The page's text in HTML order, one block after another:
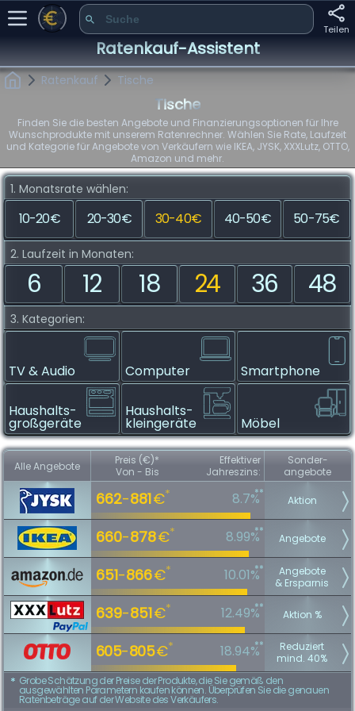
Teilen
Ratenkauf-Assistent
Ratenkauf Tische
Tische
Finden Sie die besten Angebote und Finanzierungsoptionen für Ihre
Wunschprodukte mit unserem Ratenrechner. Wählen Sie Rate, Laufzeit
und Kategorie für Angebote von Verkäufern wie IKEA, JYSK, XXXLutz, OTTO,
Amazon und mehr.
1. Monatsrate wählen:
10-20€ 20-30€ 30-40€ 40-50€ 50-75€
2. Laufzeit in Monaten:
6 12 18 24 36 48
3. Kategorien:
TV & Audio Computer Smartphone
Haushalts­
großgeräte
Haushalts­
kleingeräte Möbel
Alle Angebote
Preis (€)*
Von - Bis
Effektiver
Jahreszins:
Sonder­
angebote
662-881€* 8.7%**
Aktion
660-878€* 8.99%**
Angebote
651-866€* 10.01%**
Angebote
& Ersparnis
639-851€* 12.49%**
Aktion %
605-805€* 18.94%**
Reduziert
mind. 40%
* Grobe Schätzung der Preise der Produkte, die Sie gemäß den
ausgewählten Parametern kaufen können. Überprüfen Sie die genauen
Ratenbeträge auf der Website des Verkäufers.